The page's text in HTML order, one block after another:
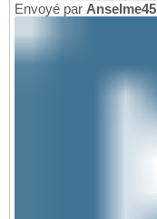
Envoyé par Anselme45